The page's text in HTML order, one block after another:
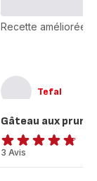
Tefal
Gâteau aux prunes
ratings.4.7
3 Avis
Recette améliorée